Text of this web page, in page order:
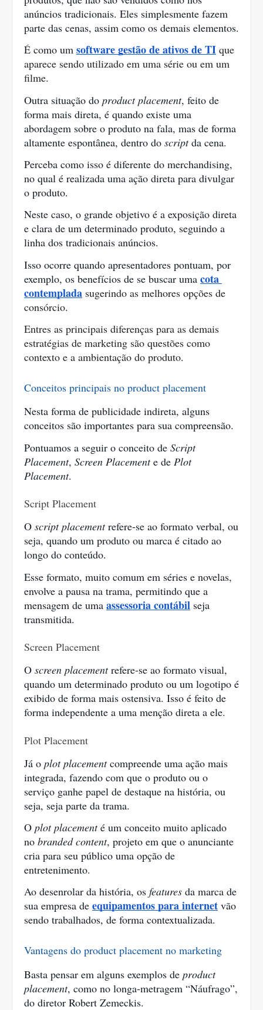
anúncios tradicionais. Eles simplesmente fazem
parte das cenas, assim como os demais elementos.
É como um software gestão de ativos de TI que
aparece sendo utilizado em uma série ou em um
filme.
Outra situação do product placement, feito de
forma mais direta, é quando existe uma
abordagem sobre o produto na fala, mas de forma
altamente espontânea, dentro do script da cena.
Perceba como isso é diferente do merchandising,
no qual é realizada uma ação direta para divulgar
o produto.
Neste caso, o grande objetivo é a exposição direta
e clara de um determinado produto, seguindo a
linha dos tradicionais anúncios.
Isso ocorre quando apresentadores pontuam, por
exemplo, os benefícios de se buscar uma cota
contemplada sugerindo as melhores opções de
consórcio.
Entres as principais diferenças para as demais
estratégias de marketing são questões como
contexto e a ambientação do produto.
Conceitos principais no product placement
Nesta forma de publicidade indireta, alguns
conceitos são importantes para sua compreensão.
Pontuamos a seguir o conceito de Script
Placement, Screen Placement e de Plot
Placement.
Script Placement
O script placement refere-se ao formato verbal, ou
seja, quando um produto ou marca é citado ao
longo do conteúdo.
Esse formato, muito comum em séries e novelas,
envolve a pausa na trama, permitindo que a
mensagem de uma assessoria contábil seja
transmitida.
Screen Placement
O screen placement refere-se ao formato visual,
quando um determinado produto ou um logotipo é
exibido de forma mais ostensiva. Isso é feito de
forma independente a uma menção direta a ele.
Plot Placement
Já o plot placement compreende uma ação mais
integrada, fazendo com que o produto ou o
serviço ganhe papel de destaque na história, ou
seja, seja parte da trama.
O plot placement é um conceito muito aplicado
no branded content, projeto em que o anunciante
cria para seu público uma opção de
entretenimento.
Ao desenrolar da história, os features da marca de
sua empresa de equipamentos para internet vão
sendo trabalhados, de forma contextualizada.
Vantagens do product placement no marketing
Basta pensar em alguns exemplos de product
placement, como no longa-metragem “Náufrago”,
do diretor Robert Zemeckis.